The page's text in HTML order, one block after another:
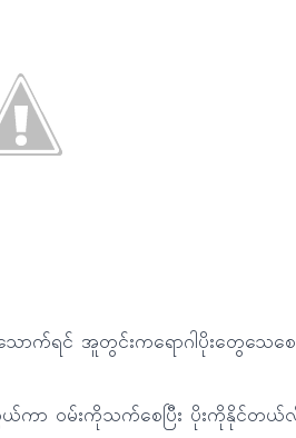
က်ရင် အူတွင်းကရောဂါပိုးတွေသေစ
ယ်ကာ ဝမ်းကိုသက်စေပြီး ပိုးကိုနိုင်တယ်